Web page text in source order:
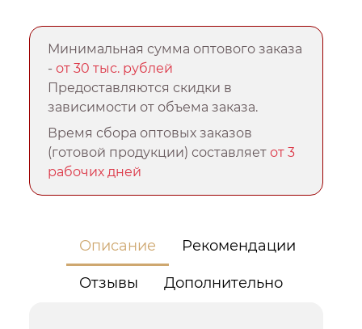
Минимальная сумма оптового заказа
-от 30 тыс. рублей
Предоставляются скидки в
зависимости от объема заказа.
Время сбора оптовых заказов
(готовой продукции) составляетот 3
рабочих дней
Описание Рекомендации
Отзывы Дополнительно